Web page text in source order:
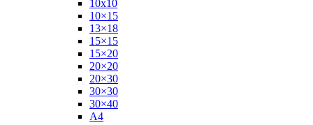
10х10
10×15
13×18
15×15
15×20
20×20
20×30
30×30
30×40
A4